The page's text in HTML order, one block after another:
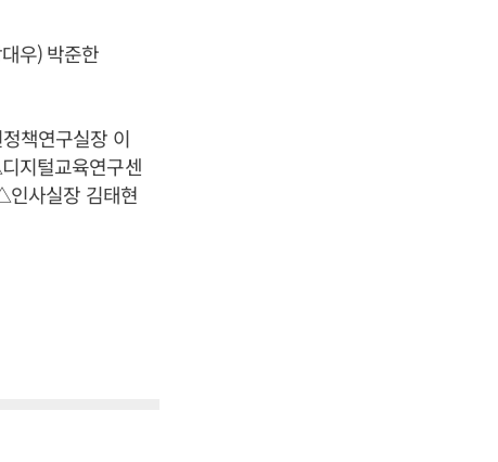
우) 박준한
책연구실장 이
지털교육연구센
사실장 김태현